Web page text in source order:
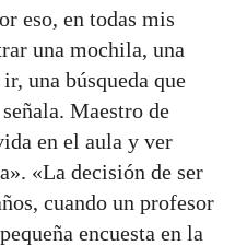
eso, en todas mis
una mochila, una
una búsqueda que
Maestro de
en el aula y ver
«La decisión de ser
cuando un profesor
encuesta en la